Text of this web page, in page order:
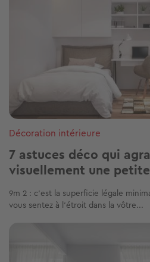
Décoration intérieure
7 astuces déco qui
visuellement une
9m 2 : c’est la superficie légale
vous sentez à l’étroit dans la vôtre...